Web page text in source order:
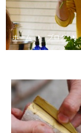
ホーム ブログ